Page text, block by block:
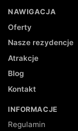
NAWIGACJA
Oferty
Nasze rezydencje
Atrakcje
Blog
Kontakt
INFORMACJE
Regulamin